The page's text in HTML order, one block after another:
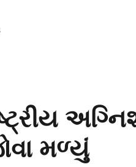
મળ્યું